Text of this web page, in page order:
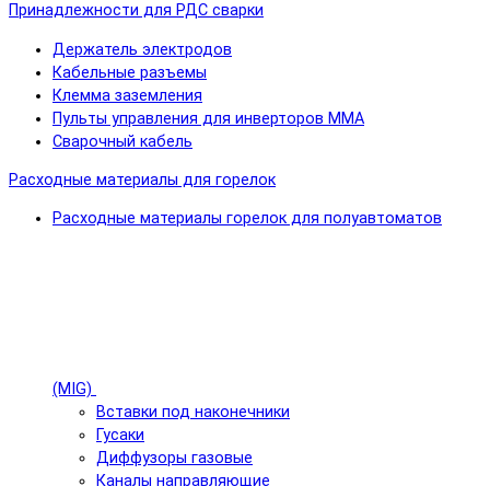
Принадлежности для РДС сварки
Держатель электродов
Кабельные разъемы
Клемма заземления
Пульты управления для инверторов MMA
Сварочный кабель
Расходные материалы для горелок
Расходные материалы горелок для полуавтоматов
(MIG)
Вставки под наконечники
Гусаки
Диффузоры газовые
Каналы направляющие